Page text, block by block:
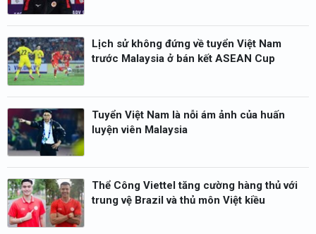
Lịch sử không đứng về tuyển Việt Nam
trước Malaysia ở bán kết ASEAN Cup
Tuyển Việt Nam là nỗi ám ảnh của huấn
luyện viên Malaysia
Thể Công Viettel tăng cường hàng thủ với
trung vệ Brazil và thủ môn Việt kiều